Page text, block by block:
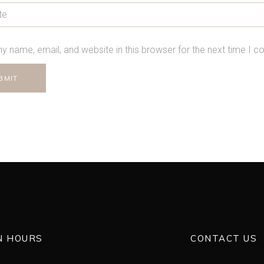
name, email, and website in this browser for the next time I
HOURS CONTACT US